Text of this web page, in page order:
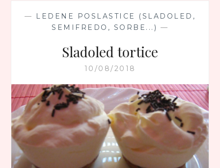
—
LEDENE POSLASTICE (SLADOLED,
SEMIFREDO, SORBE...) —
Sladoled tortice
10/08/2018